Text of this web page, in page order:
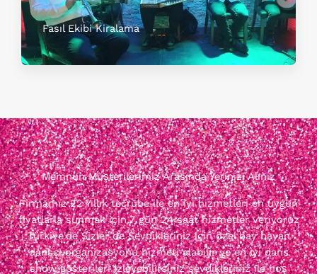
Fasıl Ekibi Kiralama
Memnun Müşterilerimiz Arasında Yerinizi Alınız
Firmamız 22 Yıllık tecrübe ile en iyi hizmetleri en uygun
fiyatlarla sunmak için 7 gün 24 saat hizmetler veriyoruz
Türkiye'de Sizler de Sevdikleriniz için özel bay bayan
dansçı organizasyonu hizmeti alabilir ve en iyi dans
show gösterileri izleyebilirsiniz sevdikleriniz ile hoş